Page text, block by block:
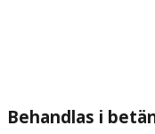
Behandlas i